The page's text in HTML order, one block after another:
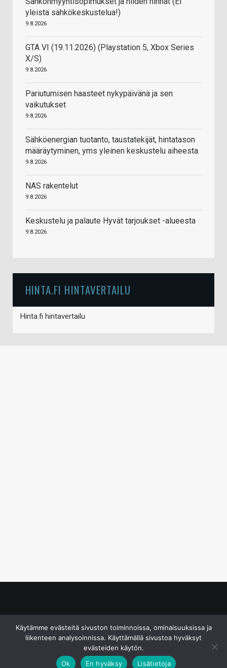
yleistä sähkökeskustelua!)
9.8.2026
GTA VI (19.11.2026) (Playstation 5, Xbox Series
X/S)
9.8.2026
Pariutumisen haasteet nykypäivänä ja sen
vaikutukset
9.8.2026
Sähköenergian tuotanto, taustatekijät, hintatason
määräytyminen, yms yleinen keskustelu aiheesta
9.8.2026
NAS rakentelut
9.8.2026
Keskustelu ja palaute Hyvät tarjoukset -alueesta
9.8.2026
HINTA.FI HINTAVERTAILU
Hinta.fi hintavertailu
Käytämme evästeitä sivuston toiminnoissa, ominaisuuksissa ja
liikenteen analysoinnissa. Käyttämällä sivustoa hyväksyt
evästeiden käytön.
Ok
En hyväksy Lisätietoja